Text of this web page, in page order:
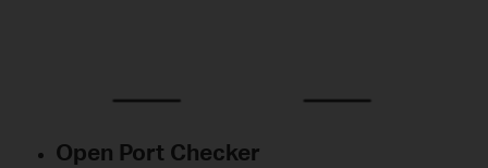
Open Port Checker